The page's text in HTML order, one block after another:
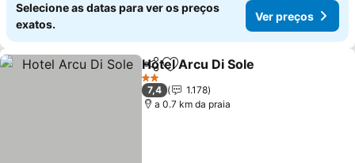
Selecione as datas para ver os preços
exatos.
Ver preços
PartilharAdicionar aos favoritos
Hotel Arcu Di Sole
2 Estrelas
7,4
1.178
a 0.7 km da praia